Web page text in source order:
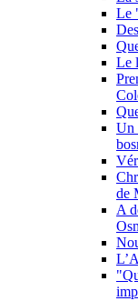
Le
Le
Un
de
A